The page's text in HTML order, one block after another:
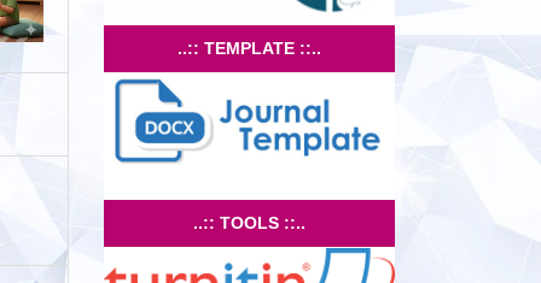
..:: TEMPLATE ::..
..:: TOOLS ::..